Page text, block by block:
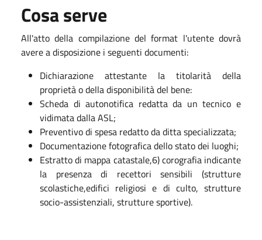
Cosa serve
All'atto della compilazione del format l'utente dovrà
avere a disposizione i seguenti documenti:
Dichiarazione attestante la titolarità della
proprietà o della disponibilità del bene:
Scheda di autonotifica redatta da un tecnico e
vidimata dalla ASL;
Preventivo di spesa redatto da ditta specializzata;
Documentazione fotografica dello stato dei luoghi;
Estratto di mappa catastale,6) corografia indicante
la presenza di recettori sensibili (strutture
scolastiche,edifici religiosi e di culto, strutture
socio-assistenziali, strutture sportive).